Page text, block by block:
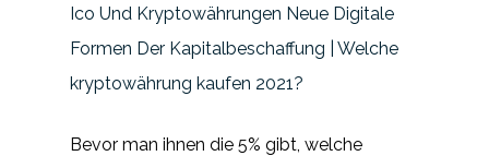
Ico Und Kryptowährungen Neue Digitale
Formen Der Kapitalbeschaffung | Welche
kryptowährung kaufen 2021?
Bevor man ihnen die 5% gibt, welche